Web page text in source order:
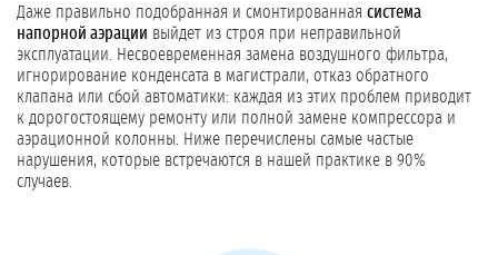
Даже правильно подобранная и смонтированная система
напорной аэрации выйдет из строя при неправильной
эксплуатации. Несвоевременная замена воздушного фильтра,
игнорирование конденсата в магистрали, отказ обратного
клапана или сбой автоматики: каждая из этих проблем приводит
к дорогостоящему ремонту или полной замене компрессора и
аэрационной колонны. Ниже перечислены самые частые
нарушения, которые встречаются в нашей практике в 90%
случаев.